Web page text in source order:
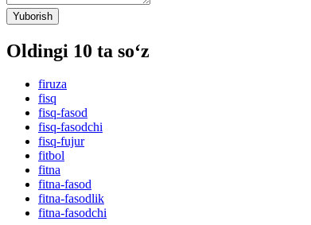
Yuborish
Oldingi 10 ta so‘z
firuza
fisq
fisq-fasod
fisq-fasodchi
fisq-fujur
fitbol
fitna
fitna-fasod
fitna-fasodlik
fitna-fasodchi